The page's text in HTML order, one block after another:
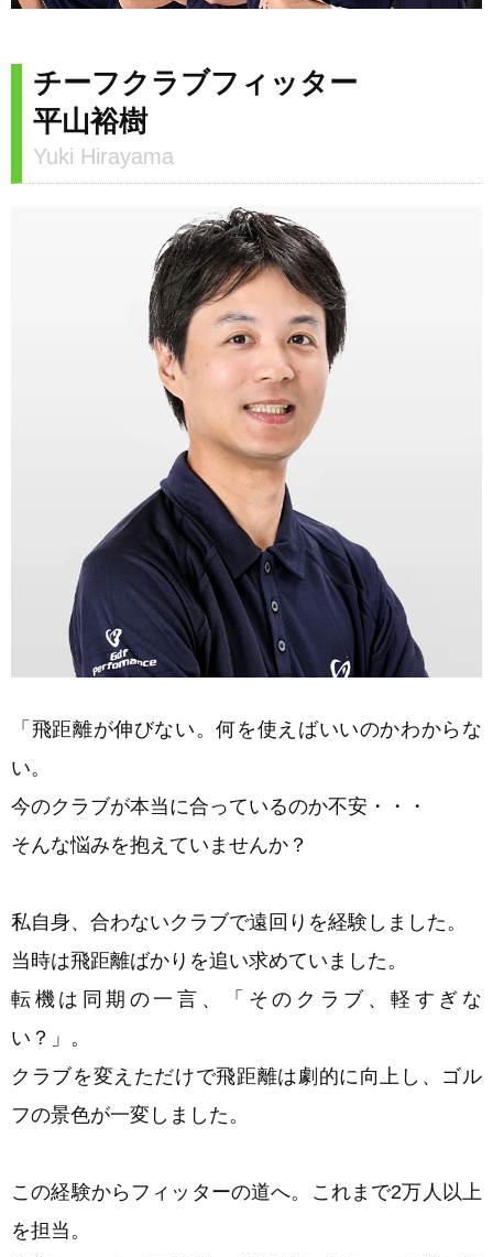
チーフクラブフィッター
平山裕樹
Yuki Hirayama
「飛距離が伸びない。何を使えばいいのかわからな
い。
今のクラブが本当に合っているのか不安・・・
そんな悩みを抱えていませんか？
私自身、合わないクラブで遠回りを経験しました。
当時は飛距離ばかりを追い求めていました。
転機は同期の一言、「そのクラブ、軽すぎな
い？」。
クラブを変えただけで飛距離は劇的に向上し、ゴル
フの景色が一変しました。
この経験からフィッターの道へ。これまで2万人以上
を担当。